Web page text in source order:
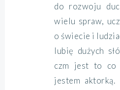
do rozwoju
wielu spraw,
o świecie i
lubię dużych
czm jest to co
jestem aktorką.